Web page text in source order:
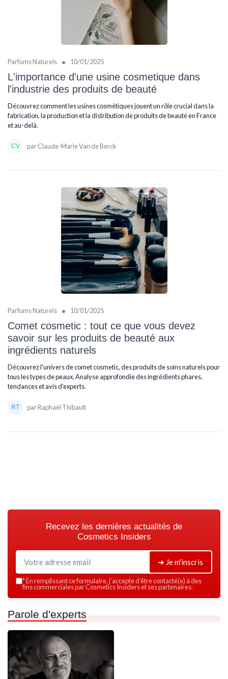
Parfums Naturels • 10/01/2025
L'importance d'une usine cosmetique dans
l'industrie des produits de beauté
Découvrez comment les usines cosmétiques jouent un rôle crucial dans la
fabrication, la production et la distribution de produits de beauté en France
et au-delà.
par Claude-Marie Van de Berck
Parfums Naturels • 10/01/2025
Comet cosmetic : tout ce que vous devez
savoir sur les produits de beauté aux
ingrédients naturels
Découvrez l'univers de comet cosmetic, des produits de soins naturels pour
tous les types de peaux. Analyse approfondie des ingrédients phares,
tendances et avis d'experts.
par Raphaël Thibault
Recevez les dernières actualités de
Cosmetics Insiders
➔ Je m'inscris
*En remplissant ce formulaire, j’accepte d’être contacté(e) à des
fins commerciales par Cosmetics Insiders et ses partenaires.
Parole d'experts